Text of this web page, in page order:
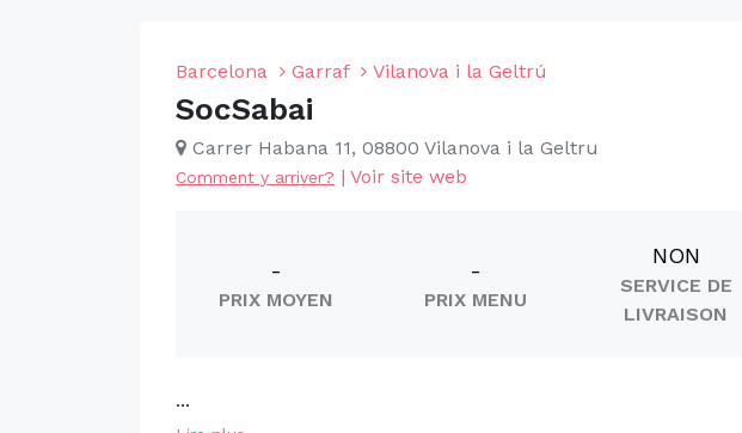
Barcelona Garraf Vilanova i la Geltrú
SocSabai
Carrer Habana 11, 08800 Vilanova i la Geltru
Comment y arriver? | Voir site web
-
PRIX MOYEN
-
PRIX MENU
NON
SERVICE DE
LIVRAISON
...